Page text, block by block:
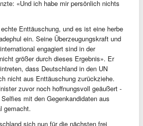
«Und ich habe mir persönlich nichts
Enttäuschung, und es ist eine herbe
ein. Seine Überzeugungskraft und
engagiert sind in der
größer durch dieses Ergebnis». Er
dass Deutschland in den UN
nicht aus Enttäuschung zurückziehe.
zuvor noch hoffnungsvoll geäußert -
mit den Gegenkandidaten aus
gemacht.
sich nun für die nächsten frei